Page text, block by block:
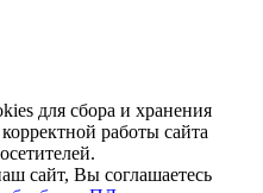
для сбора и хранения
работы сайта
сайт, Вы соглашаетесь